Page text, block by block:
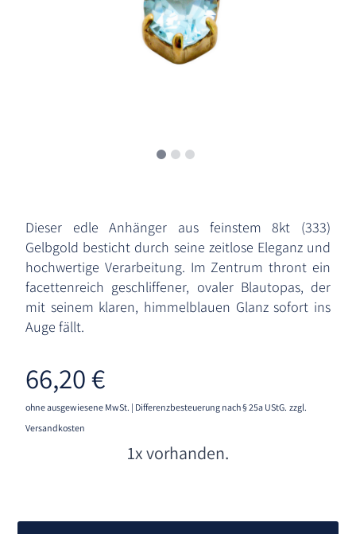
Dieser edle Anhänger aus feinstem 8kt (333)
Gelbgold besticht durch seine zeitlose Eleganz und
hochwertige Verarbeitung. Im Zentrum thront ein
facettenreich geschliffener, ovaler Blautopas, der
mit seinem klaren, himmelblauen Glanz sofort ins
Auge fällt.
66,20€
ohne ausgewiesene MwSt. | Differenzbesteuerung nach § 25a UStG. zzgl.
Versandkosten
1x vorhanden.